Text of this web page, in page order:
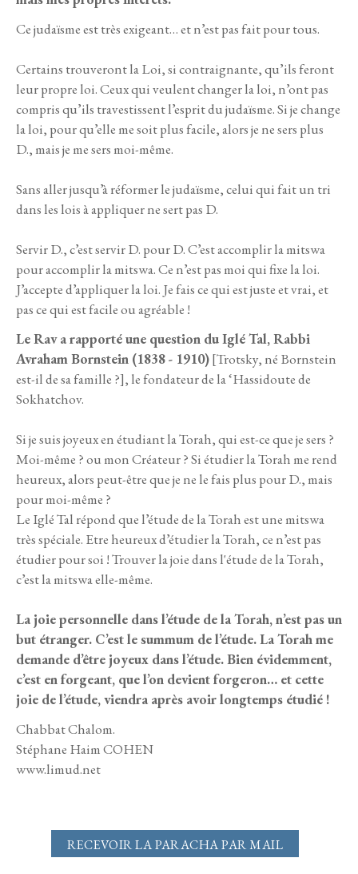
Ce judaïsme est très exigeant… et n’est pas fait pour tous.
Certains trouveront la Loi, si contraignante, qu’ils feront
leur propre loi. Ceux qui veulent changer la loi, n’ont pas
compris qu’ils travestissent l’esprit du judaïsme. Si je change
la loi, pour qu’elle me soit plus facile, alors je ne sers plus
D., mais je me sers moi-même.
Sans aller jusqu’à réformer le judaïsme, celui qui fait un tri
dans les lois à appliquer ne sert pas D.
Servir D., c’est servir D. pour D. C’est accomplir la mitswa
pour accomplir la mitswa. Ce n’est pas moi qui fixe la loi.
J’accepte d’appliquer la loi. Je fais ce qui est juste et vrai, et
pas ce qui est facile ou agréable !
Le Rav a rapporté une question du Iglé Tal, Rabbi
Avraham Bornstein (1838 - 1910)[Trotsky, né Bornstein
est-il de sa famille ?], le fondateur de la ‘Hassidoute de
Sokhatchov.
Si je suis joyeux en étudiant la Torah, qui est-ce que je sers ?
Moi-même ? ou mon Créateur ? Si étudier la Torah me rend
heureux, alors peut-être que je ne le fais plus pour D., mais
pour moi-même ?
Le Iglé Tal répond que l’étude de la Torah est une mitswa
très spéciale. Etre heureux d’étudier la Torah, ce n’est pas
étudier pour soi ! Trouver la joie dans l'étude de la Torah,
c’est la mitswa elle-même.
La joie personnelle dans l’étude de la Torah, n’est pas un
but étranger. C’est le summum de l’étude. La Torah me
demande d’être joyeux dans l’étude. Bien évidemment,
c’est en forgeant, que l’on devient forgeron… et cette
joie de l’étude, viendra après avoir longtemps étudié !
Chabbat Chalom.
Stéphane Haim COHEN
www.limud.net
RECEVOIR LA PARACHA PAR MAIL